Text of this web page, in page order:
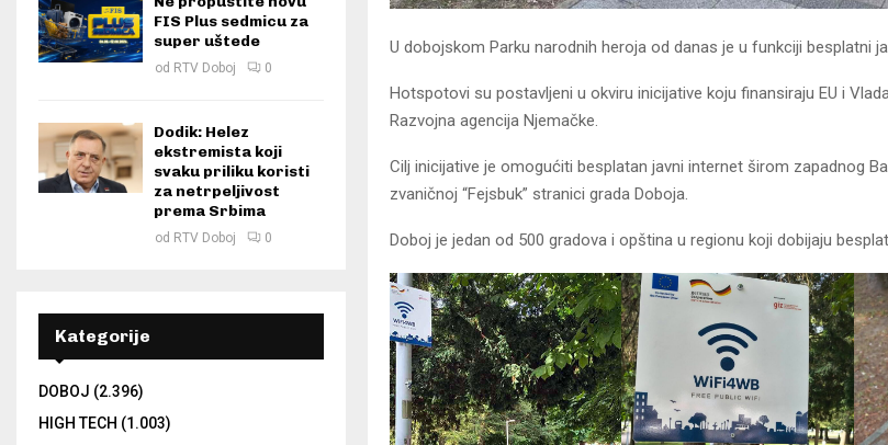
U dobojskom Parku narodnih heroja od danas je u funkciji besplatni
Hotspotovi su postavljeni u okviru inicijative koju finansiraju EU i
Razvojna agencija Njemačke.
Cilj inicijative je omogućiti besplatan javni internet širom zapadnog
zvaničnoj “Fejsbuk” stranici grada Doboja.
Doboj je jedan od 500 gradova i opština u regionu koji dobijaju
FIS Plus sedmicu za
super uštede
od RTV Doboj 0
Dodik: Helez
ekstremista koji
svaku priliku koristi
za netrpeljivost
prema Srbima
od RTV Doboj 0
Kategorije
DOBOJ (2.396)
HIGH TECH (1.003)